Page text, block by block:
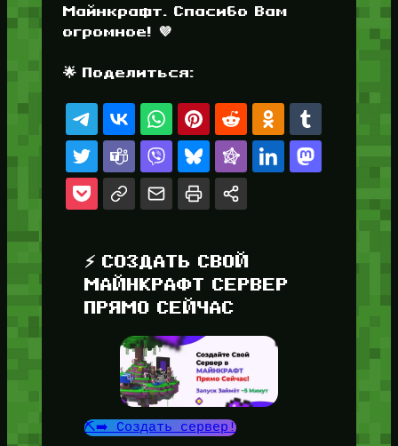
Майнкрафт. Спасибо Вам
огромное! 💜
🌟 Поделиться:
⚡ СОЗДАТЬ СВОЙ
МАЙНКРАФТ СЕРВЕР
ПРЯМО СЕЙЧАС
⛏️➡️ Создать сервер!